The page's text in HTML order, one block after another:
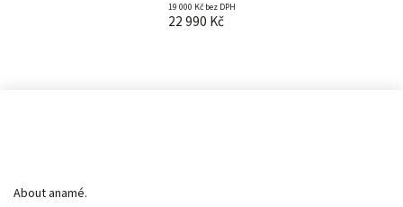
19 000 Kč bez DPH
22 990 Kč
About anamé.